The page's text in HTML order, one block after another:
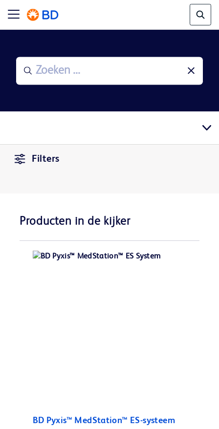
Filters
Producten in de kijker
BD Pyxis™ MedStation™ ES-systeem